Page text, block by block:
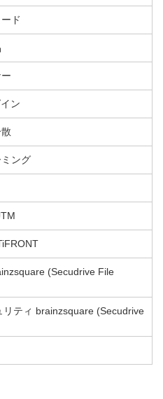
ド
ン
ング
(Secudrive File
リティ brainzsquare (Secudrive